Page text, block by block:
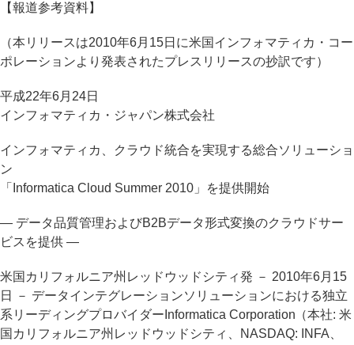
【報道参考資料】
（本リリースは2010年6月15日に米国インフォマティカ・コー
ポレーションより発表されたプレスリリースの抄訳です）
平成22年6月24日
インフォマティカ・ジャパン株式会社
インフォマティカ、クラウド統合を実現する総合ソリューショ
ン
「Informatica Cloud Summer 2010」を提供開始
― データ品質管理およびB2Bデータ形式変換のクラウドサー
ビスを提供 ―
米国カリフォルニア州レッドウッドシティ発 － 2010年6月15
日 － データインテグレーションソリューションにおける独立
系リーディングプロバイダーInformatica Corporation（本社: 米
国カリフォルニア州レッドウッドシティ、NASDAQ: INFA、